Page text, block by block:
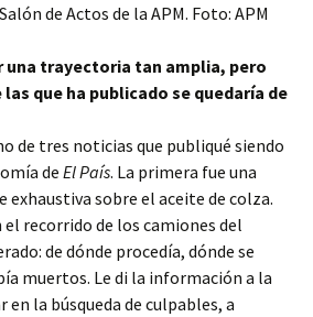
de Actos de la APM. Foto: APM
una trayectoria tan amplia, pero
que ha publicado se quedaría de
de tres noticias que publiqué siendo
de El País. La primera fue una
sobre el aceite de colza.
recorrido de los camiones del
de dónde procedía, dónde se
muertos. Le di la información a la
la búsqueda de culpables, a